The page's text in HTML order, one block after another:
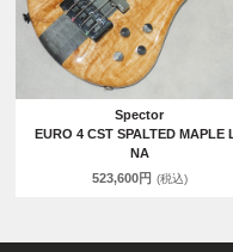
Spector
EURO 4 CST SPALTED MAPLE
NA
523,600円 (税込)